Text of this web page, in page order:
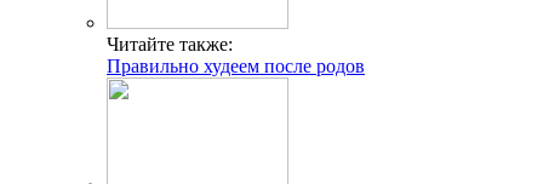
Читайте также:
Правильно худеем после родов